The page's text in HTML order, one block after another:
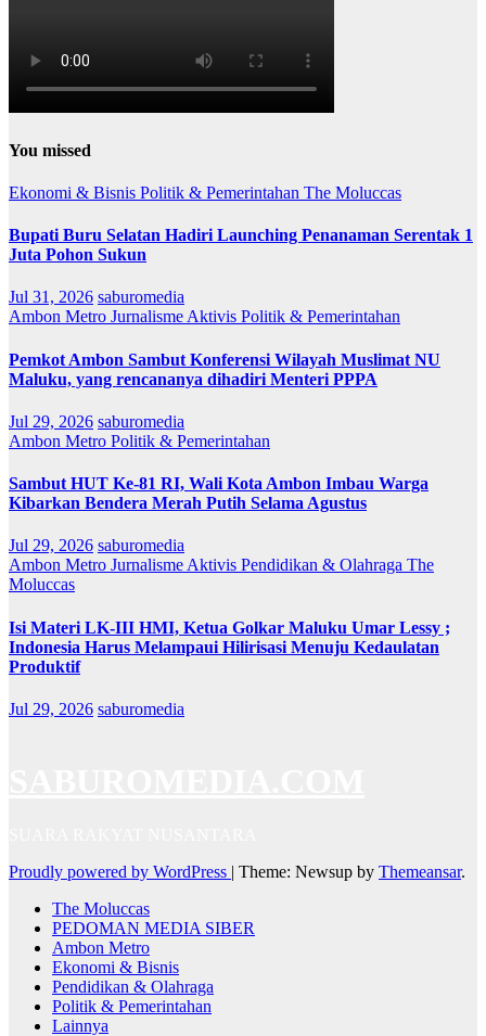
You missed
Ekonomi & Bisnis Politik & Pemerintahan The Moluccas
Bupati Buru Selatan Hadiri Launching Penanaman Serentak 1
Juta Pohon Sukun
Jul 31, 2026 saburomedia
Ambon Metro Jurnalisme Aktivis Politik & Pemerintahan
Pemkot Ambon Sambut Konferensi Wilayah Muslimat NU
Maluku, yang rencananya dihadiri Menteri PPPA
Jul 29, 2026 saburomedia
Ambon Metro Politik & Pemerintahan
Sambut HUT Ke-81 RI, Wali Kota Ambon Imbau Warga
Kibarkan Bendera Merah Putih Selama Agustus
Jul 29, 2026 saburomedia
Ambon Metro Jurnalisme Aktivis Pendidikan & Olahraga The
Moluccas
Isi Materi LK-III HMI, Ketua Golkar Maluku Umar Lessy ;
Indonesia Harus Melampaui Hilirisasi Menuju Kedaulatan
Produktif
Jul 29, 2026 saburomedia
Proudly powered by WordPress | Theme: Newsup by Themeansar.
The Moluccas
PEDOMAN MEDIA SIBER
Ambon Metro
Ekonomi & Bisnis
Pendidikan & Olahraga
Politik & Pemerintahan
Lainnya